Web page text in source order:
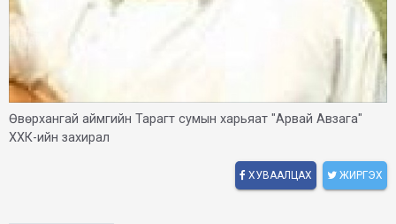
Өвөрхангай аймгийн Тарагт сумын харьяат "Арвай Авзага"
ХХК-ийн захирал
ХУВААЛЦАХ ЖИРГЭХ